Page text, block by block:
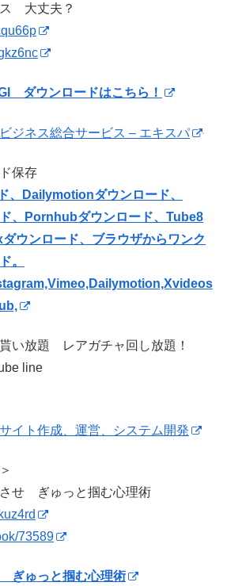
大丈夫？
ウンロードはこちら！
ジネス総合サービス – エキスパ
保存
、Dailymotionダウンロード、
、Pornhubダウンロード、Tube8
ウンロード、ブラウザからワンク
。
放題 レアガチャ回し放題！
line
イト作成、運営、システム開発
せ ぎゅっと掴む心理術
73589
ぎゅっと掴む心理術